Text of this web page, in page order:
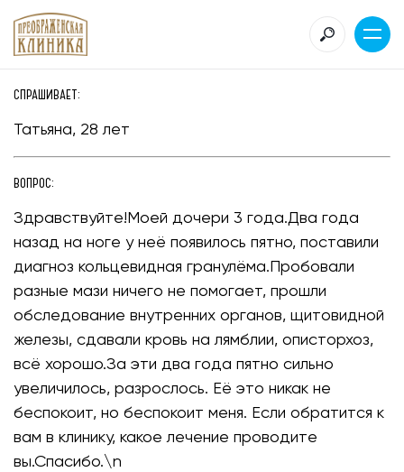
СПРАШИВАЕТ:
Татьяна, 28 лет
ВОПРОС:
Здравствуйте!Моей дочери 3 года.Два года
назад на ноге у неё появилось пятно, поставили
диагноз кольцевидная гранулёма.Пробовали
разные мази ничего не помогает, прошли
обследование внутренних органов, щитовидной
железы, сдавали кровь на лямблии, описторхоз,
всё хорошо.За эти два года пятно сильно
увеличилось, разрослось. Её это никак не
беспокоит, но беспокоит меня. Если обратится к
вам в клинику, какое лечение проводите
вы.Спасибо.\n